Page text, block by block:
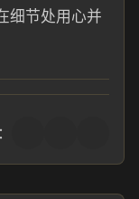
细节处用心并